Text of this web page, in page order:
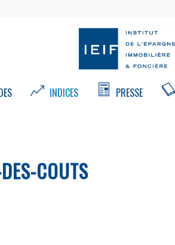
INDICES PRESSE
COUTS